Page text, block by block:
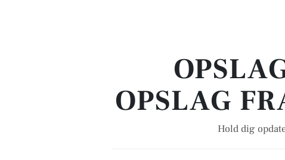
OPSLAG
Hold dig